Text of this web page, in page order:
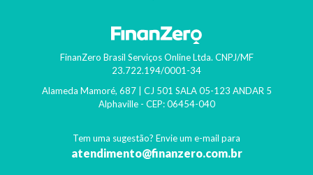
FinanZero Brasil Serviços Online Ltda. CNPJ/MF
23.722.194/0001-34
Alameda Mamoré, 687 | CJ 501 SALA 05-123 ANDAR 5
Alphaville- CEP: 06454-040
Tem uma sugestão? Envie um e-mail para
atendimento@finanzero.com.br